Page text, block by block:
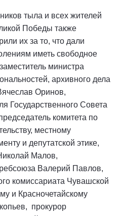
тыла и всех жителей
Победы также
их за то, что дали
иметь свободное
министра
архивного дела
Оринов,
Государственного Совета
комитета по
местному
и депутатской этике,
Малов,
Валерий Павлов,
комиссариата Чувашской
и Красночетайскому
прокурор